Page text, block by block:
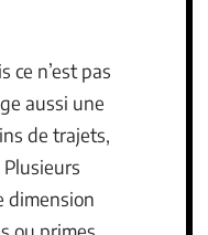
ce n’est pas
aussi une
de trajets,
Plusieurs
dimension